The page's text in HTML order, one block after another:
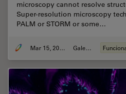
microscopy cannot resolve
Super-resolution microscopy
PALM or STORM or some…
Mar 15, 2024 Galeria